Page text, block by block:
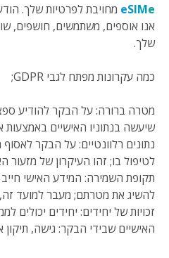
eSIMe מחויבת לפרטיות שלך.
אנו אוספים, משתמשים, חושפים,
שלך.
כמה עקרונות מפתח לגבי GDPR;
מטרה ברורה: על הבקר להודיע
שיעשה בנתוניו האישיים באמצעות
נתונים רלוונטיים: על הבקר
לטיפול בו; זהו העיקרון של מזעור
תקופת השמירה: המידע האישי
להשיג את מטרתם; מעבר למועד
זכויות של יחידים: יחידים יכולים
האישיים שבידי הבקר: גישה, תיקון